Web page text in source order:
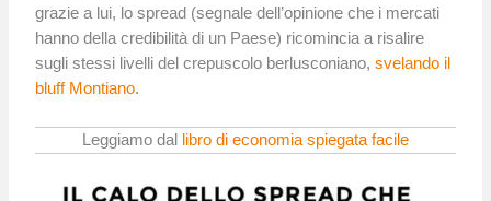
grazie a lui, lo spread (segnale dell’opinione che i mercati
hanno della credibilità di un Paese) ricomincia a risalire
sugli stessi livelli del crepuscolo berlusconiano,svelando il
bluff Montiano.
Leggiamo dal libro di economia spiegata facile